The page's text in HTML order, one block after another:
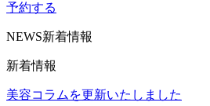
予約する
NEWS新着情報
新着情報
美容コラムを更新いたしました